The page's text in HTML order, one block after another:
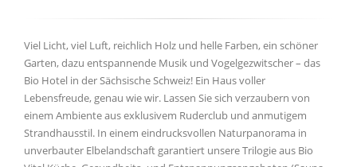
Viel Licht, viel Luft, reichlich Holz und helle Farben, ein schöner
Garten, dazu entspannende Musik und Vogelgezwitscher – das
Bio Hotel in der Sächsische Schweiz! Ein Haus voller
Lebensfreude, genau wie wir. Lassen Sie sich verzaubern von
einem Ambiente aus exklusivem Ruderclub und anmutigem
Strandhausstil. In einem eindrucksvollen Naturpanorama in
unverbauter Elbelandschaft garantiert unsere Trilogie aus Bio